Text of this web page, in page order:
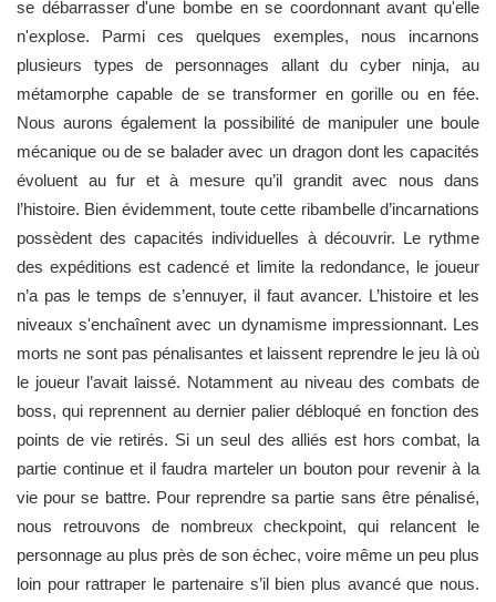
se débarrasser d'une bombe en se coordonnant avant qu'elle
n'explose. Parmi ces quelques exemples, nous incarnons
plusieurs types de personnages allant du cyber ninja, au
métamorphe capable de se transformer en gorille ou en fée.
Nous aurons également la possibilité de manipuler une boule
mécanique ou de se balader avec un dragon dont les capacités
évoluent au fur et à mesure qu’il grandit avec nous dans
l’histoire. Bien évidemment, toute cette ribambelle d’incarnations
possèdent des capacités individuelles à découvrir. Le rythme
des expéditions est cadencé et limite la redondance, le joueur
n’a pas le temps de s’ennuyer, il faut avancer. L’histoire et les
niveaux s'enchaînent avec un dynamisme impressionnant. Les
morts ne sont pas pénalisantes et laissent reprendre le jeu là où
le joueur l’avait laissé. Notamment au niveau des combats de
boss, qui reprennent au dernier palier débloqué en fonction des
points de vie retirés. Si un seul des alliés est hors combat, la
partie continue et il faudra marteler un bouton pour revenir à la
vie pour se battre. Pour reprendre sa partie sans être pénalisé,
nous retrouvons de nombreux checkpoint, qui relancent le
personnage au plus près de son échec, voire même un peu plus
loin pour rattraper le partenaire s’il bien plus avancé que nous.